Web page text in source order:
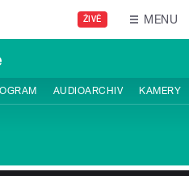
ŽIVĚ MENU
AUDIOARCHIV KAMERY